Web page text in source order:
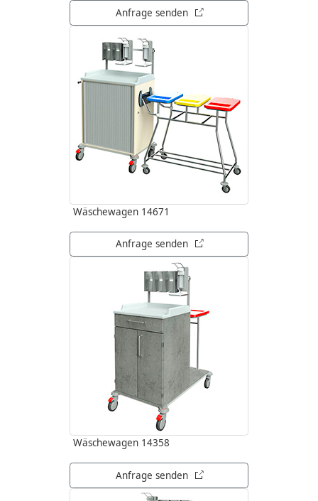
Anfrage senden öffnet in neuem Tab
Wäschewagen 14671
Anfrage senden öffnet in neuem Tab
Wäschewagen 14358
Anfrage senden öffnet in neuem Tab